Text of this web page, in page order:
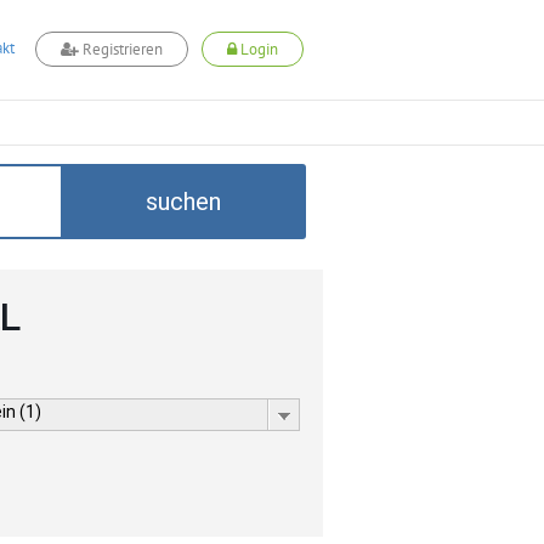
Registrieren Login
suchen
(1)